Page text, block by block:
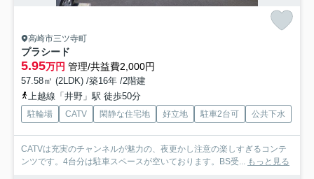
高崎市三ツ寺町
プラシード
5.95万円 管理/共益費2,000円
57.58㎡ (2LDK) /築16年 /2階建
上越線「井野」駅 徒歩50分
駐輪場 CATV 閑静な住宅地 好立地 駐車2台可 公共下水
CATVは充実のチャンネルが魅力の、夜更かし注意の楽しすぎるコンテ
ンツです。4台分は駐車スペースが空いております。BS受... もっと見る